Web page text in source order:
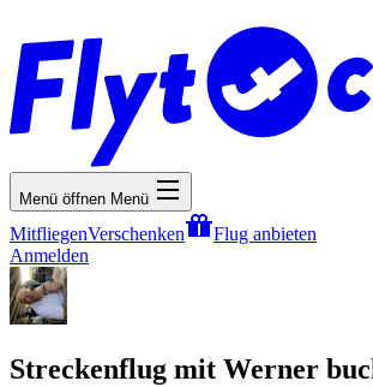
Menü öffnen Menü
MitfliegenVerschenken
Flug anbieten
Anmelden
Streckenflug mit Werner